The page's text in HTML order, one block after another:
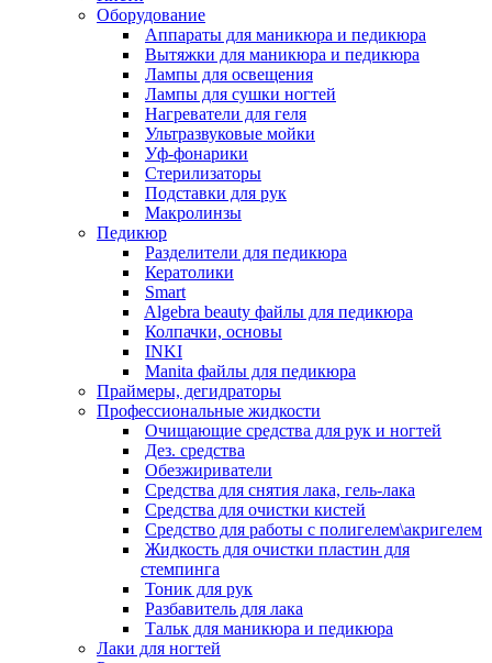
Оборудование
Аппараты для маникюра и педикюра
Вытяжки для маникюра и педикюра
Лампы для освещения
Лампы для сушки ногтей
Нагреватели для геля
Ультразвуковые мойки
Уф-фонарики
Стерилизаторы
Подставки для рук
Макролинзы
Педикюр
Разделители для педикюра
Кератолики
Smart
Algebra beauty файлы для педикюра
Колпачки, основы
INKI
Manita файлы для педикюра
Праймеры, дегидраторы
Профессиональные жидкости
Очищающие средства для рук и ногтей
Дез. средства
Обезжириватели
Средства для снятия лака, гель-лака
Средства для очистки кистей
Средство для работы с полигелем\акригелем
Жидкость для очистки пластин для
стемпинга
Тоник для рук
Разбавитель для лака
Тальк для маникюра и педикюра
Лаки для ногтей